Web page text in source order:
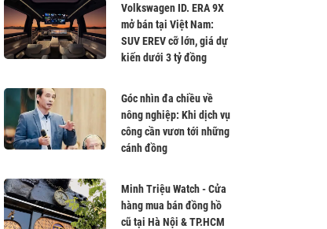
Volkswagen ID. ERA 9X
mở bán tại Việt Nam:
SUV EREV cỡ lớn, giá dự
kiến dưới 3 tỷ đồng
Góc nhìn đa chiều về
nông nghiệp: Khi dịch vụ
công cần vươn tới những
cánh đồng
Minh Triệu Watch - Cửa
hàng mua bán đồng hồ
cũ tại Hà Nội & TP.HCM